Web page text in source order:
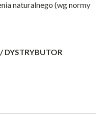
naturalnego (wg normy
DYSTRYBUTOR